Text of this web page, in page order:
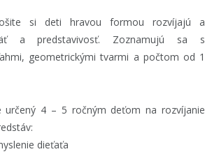
si deti hravou formou rozvíjajú a
a predstavivosť. Zoznamujú sa s
geometrickými tvarmi a počtom od 1
určený 4 – 5 ročným deťom na rozvíjanie
dieťaťa